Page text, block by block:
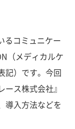
るコミュニケー
（メディカルケ
記）です。今回
ース株式会社』
導入方法などを